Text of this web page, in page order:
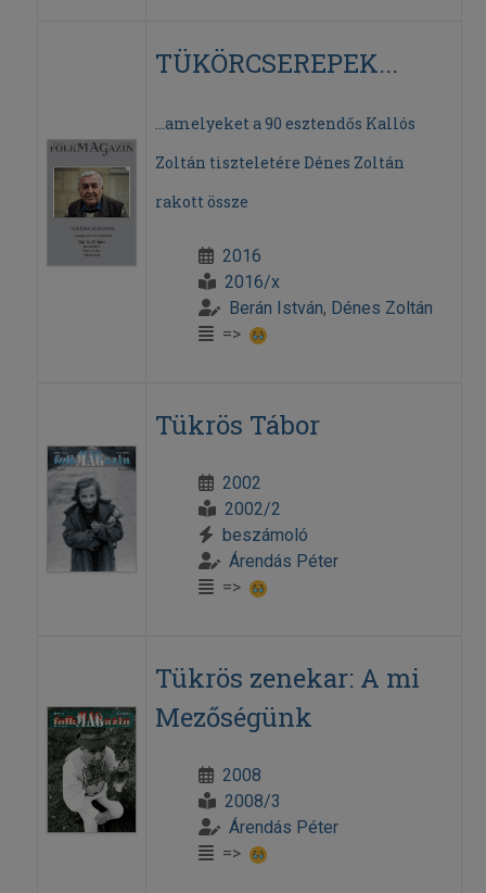
TÜKÖRCSEREPEK...
...amelyeket a 90 esztendős Kallós
Zoltán tiszteletére Dénes Zoltán
rakott össze
2016
2016/x
Berán István, Dénes Zoltán
=>
Tükrös Tábor
2002
2002/2
beszámoló
Árendás Péter
=>
Tükrös zenekar: A mi
Mezőségünk
2008
2008/3
Árendás Péter
=>